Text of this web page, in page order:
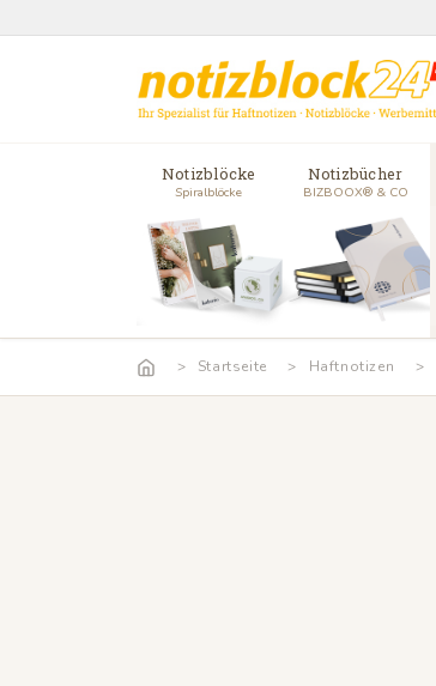
Notizblöcke
Spiralblöcke
Notizbücher
BIZBOOX® & CO
Startseite Haftnotizen